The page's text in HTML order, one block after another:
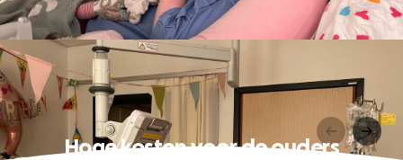
Hoge kosten voor de ouders